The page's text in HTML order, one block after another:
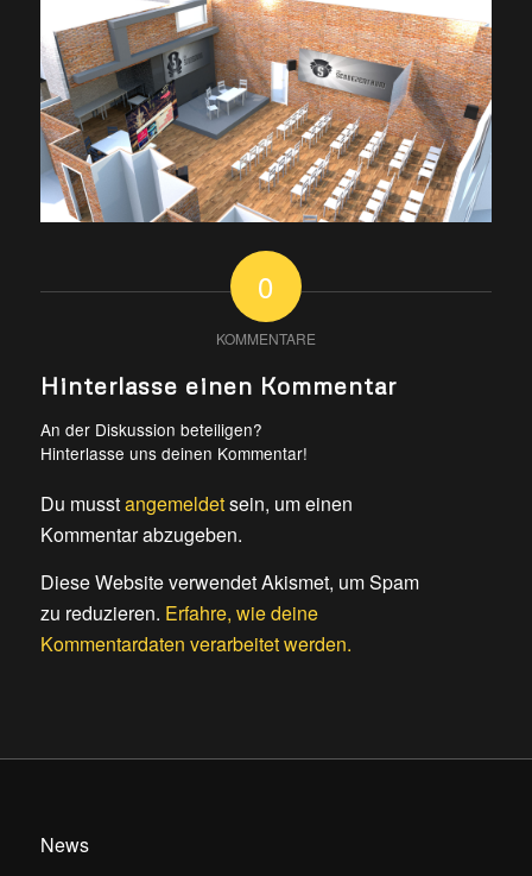
0
KOMMENTARE
Hinterlasse einen Kommentar
An der Diskussion beteiligen?
Hinterlasse uns deinen Kommentar!
Du musstangemeldetsein, um einen
Kommentar abzugeben.
Diese Website verwendet Akismet, um Spam
zu reduzieren. Erfahre, wie deine
Kommentardaten verarbeitet werden.
News